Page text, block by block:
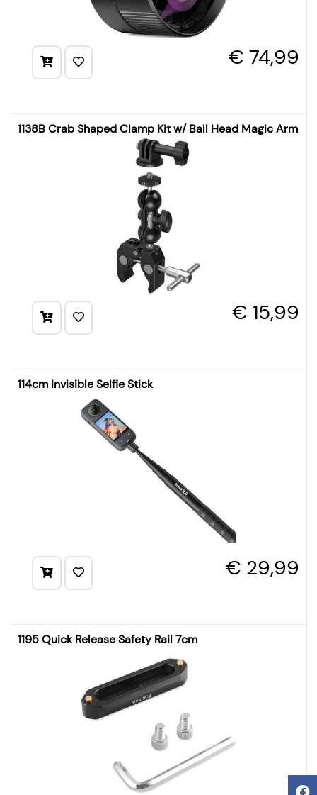
€ 74,99
1138B Crab Shaped Clamp Kit w/ Ball Head Magic Arm
€ 15,99
114cm Invisible Selfie Stick
€ 29,99
1195 Quick Release Safety Rail 7cm